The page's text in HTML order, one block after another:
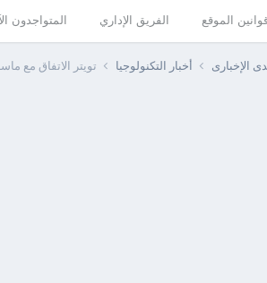
الموقع الفريق الإداري المتواجدون
الإخبارى أخبار التكنولوجيا تويتر الاتفاق مع